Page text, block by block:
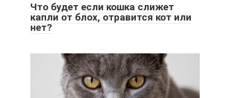
Что будет если кошка слижет
капли от блох, отравится кот или
нет?